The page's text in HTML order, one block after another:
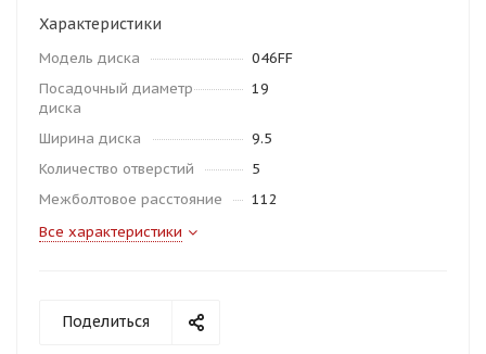
Характеристики
Модель диска
046FF
Посадочный диаметр
диска
19
Ширина диска
9.5
Количество отверстий
5
Межболтовое расстояние
112
Все характеристики
Поделиться